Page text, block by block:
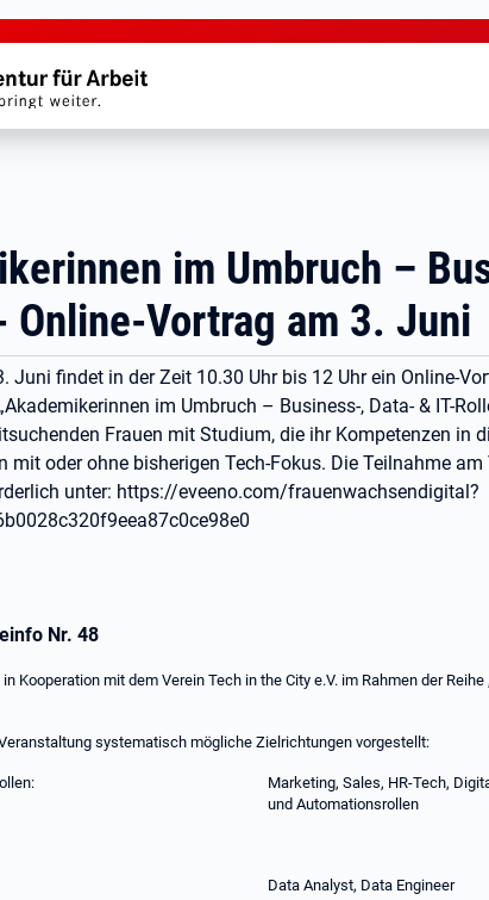
im Umbruch –
Online-Vortrag am 3. Juni
Juni findet in der Zeit 10.30 Uhr bis 12 Uhr ein Online-
im Umbruch – Business-, Data- & IT-
Frauen mit Studium, die ihr Kompetenzen in
mit oder ohne bisherigen Tech-Fokus. Die Teilnahme
unter: https://eveeno.com/frauenwachsendigital?
Nr. 48
Kooperation mit dem Verein Tech in the City e.V. im Rahmen der Reihe
systematisch mögliche Zielrichtungen vorgestellt:
Marketing, Sales, HR-Tech,
und Automationsrollen
Data Analyst, Data Engineer